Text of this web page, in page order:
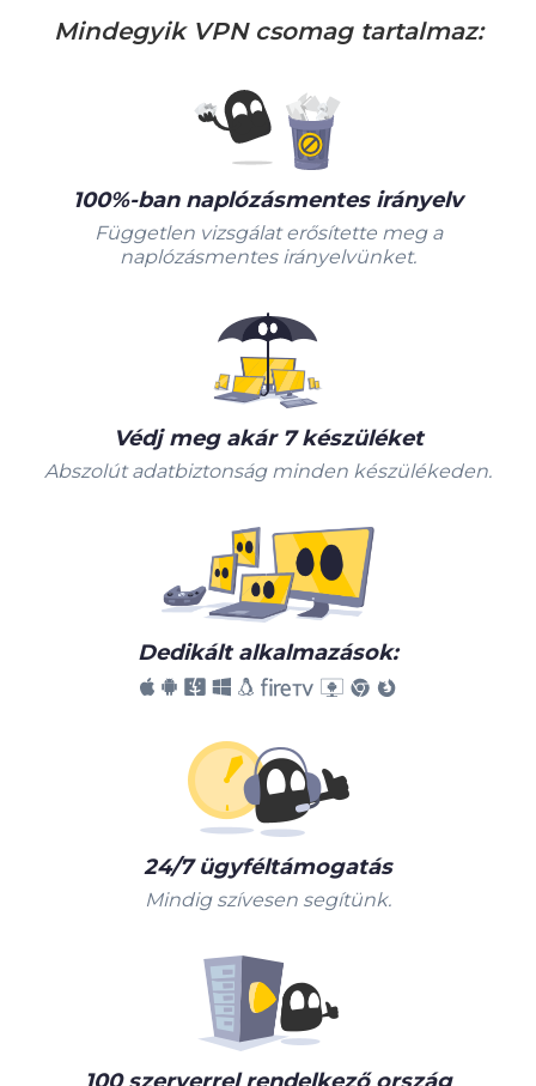
Mindegyik VPN csomag tartalmaz:
100%-ban naplózásmentes irányelv
Független vizsgálat erősítette meg a
naplózásmentes irányelvünket.
Védj meg akár 7 készüléket
Abszolút adatbiztonság minden készülékeden.
Dedikált alkalmazások:
24/7 ügyféltámogatás
Mindig szívesen segítünk.